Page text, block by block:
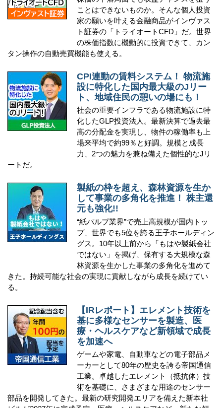
ことはできないものか。そんな個人投資
家の願いを叶える金融商品がインヴァス
ト証券の「トライオートCFD」だ。世界
の株価指数に機動的に投資できて、カン
タン操作の自動売買機能も使える。
CPI連動の賃料システム！ 物流施
設に特化した国内最大級のJリー
ト、地域住民の憩いの場にも！
社会の重要インフラである物流施設に特
化したGLP投資法人。最新決算で過去最
高の分配金を実現し、物件の稼働率も上
場来平均で約99％と好調。規模と成長
力、2つの魅力を兼ね備えた個性的なJリ
ートだ。
製紙の枠を超え、森林資源を生か
して事業の多角化を推進！ 株主還
元も強化!!
“紙パルプ業界”で売上高規模が国内トッ
プ、世界でも5位を誇る王子ホールディン
グス。10年以上前から「もはや製紙会社
ではない」を掲げ、保有する大規模な森
林資源を生かした事業の多角化を進めて
きた。持続可能な社会の実現に貢献しながら成長を続けてい
る。
【IRレポート】エレメント技術を
基に多様なセンサーを製造、医
療・ヘルスケアなど新領域で成長
を加速へ
ゲームや家電、自動車などの電子部品メ
ーカーとして80年の歴史を誇る帝国通信
工業。卓越したエレメント（抵抗体）技
術を基礎に、さまざまな用途のセンサー
部品を開発してきた。最新の研究開発エリアを備えた新本社